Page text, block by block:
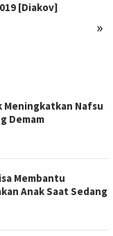
»
[Diakov]
Meningkatkan Nafsu
Demam
Membantu
Anak Saat Sedang